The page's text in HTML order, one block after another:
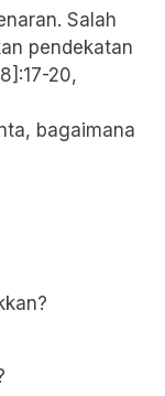
Salah
pendekatan
20,
bagaimana